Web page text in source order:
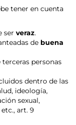
tener en cuenta
ser veraz.
de buena
personas
dentro de las
ideología,
sexual,
art. 9